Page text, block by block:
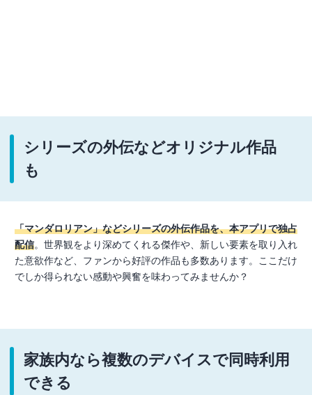
シリーズの外伝などオリジナル作品
も
「マンダロリアン」などシリーズの外伝作品を、本アプリで独占
配信。世界観をより深めてくれる傑作や、新しい要素を取り入れ
た意欲作など、ファンから好評の作品も多数あります。ここだけ
でしか得られない感動や興奮を味わってみませんか？
家族内なら複数のデバイスで同時利用
できる